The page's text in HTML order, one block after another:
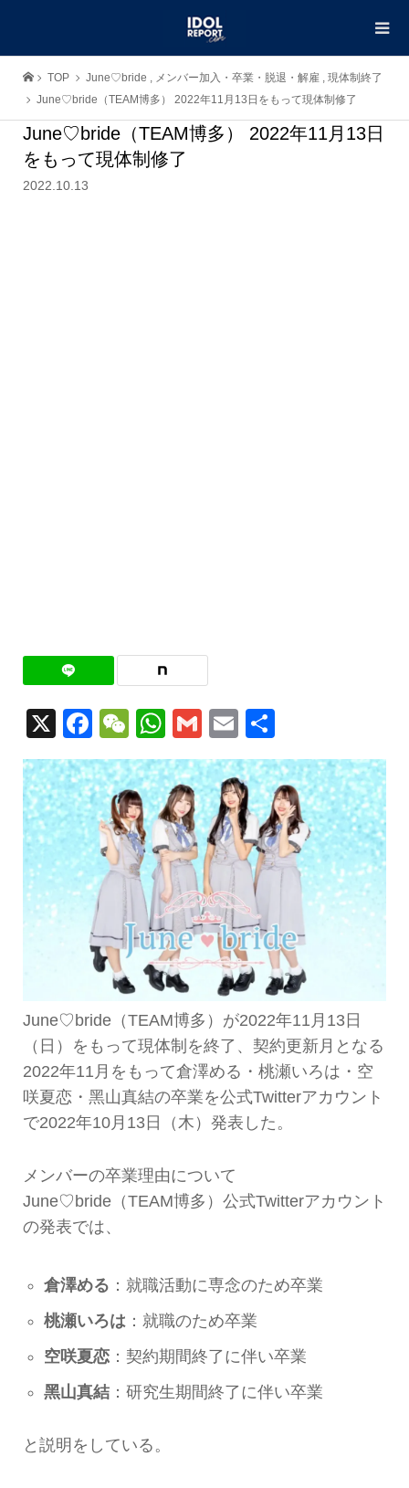
TOP June♡bride , メンバー加入・卒業・脱退・解雇 , 現体制終了
June♡bride（TEAM博多） 2022年11月13日をもって現体制修了
June♡bride（TEAM博多） 2022年11月13日
をもって現体制修了
2022.10.13
X Facebook
WeChat
WhatsApp
GmailEmail
有
June♡bride（TEAM博多）が2022年11月13日
（日）をもって現体制を終了、契約更新月となる
2022年11月をもって倉澤める・桃瀬いろは・空
咲夏恋・黑山真結の卒業を公式Twitterアカウント
で2022年10月13日（木）発表した。
メンバーの卒業理由について
June♡bride（TEAM博多）公式Twitterアカウント
の発表では、
倉澤める ：就職活動に専念のため卒業
桃瀬いろは ：就職のため卒業
空咲夏恋 ：契約期間終了に伴い卒業
黑山真結 ：研究生期間終了に伴い卒業
と説明をしている。